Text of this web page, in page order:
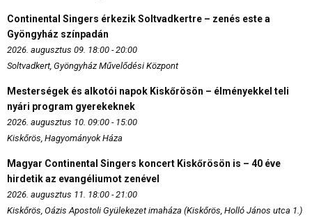
Continental Singers érkezik Soltvadkertre – zenés este a
Gyöngyház színpadán
2026. augusztus 09. 18:00 - 20:00
Soltvadkert, Gyöngyház Művelődési Központ
Mesterségek és alkotói napok Kiskőrösön – élményekkel teli
nyári program gyerekeknek
2026. augusztus 10. 09:00 - 15:00
Kiskőrös, Hagyományok Háza
Magyar Continental Singers koncert Kiskőrösön is – 40 éve
hirdetik az evangéliumot zenével
2026. augusztus 11. 18:00 - 21:00
Kiskőrös, Oázis Apostoli Gyülekezet imaháza (Kiskőrös, Holló János utca 1.)